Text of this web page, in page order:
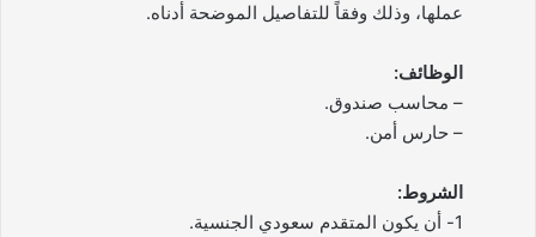
عملها، وذلك وفقاً للتفاصيل الموضحة أدناه.
الوظائف:
– محاسب صندوق.
– حارس أمن.
الشروط:
1- أن يكون المتقدم سعودي الجنسية.